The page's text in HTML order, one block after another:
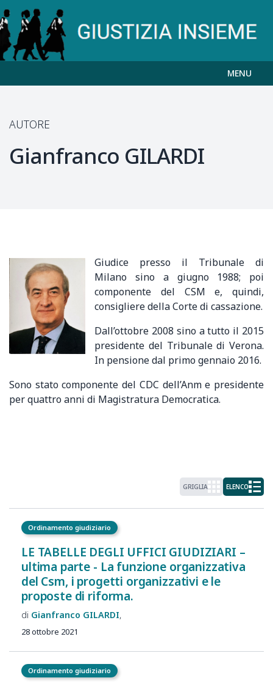
MENU
AUTORE
Gianfranco GILARDI
Giudice presso il Tribunale di
Milano sino a giugno 1988; poi
componente del CSM e, quindi,
consigliere della Corte di cassazione.
Dall’ottobre 2008 sino a tutto il 2015
presidente del Tribunale di Verona.
In pensione dal primo gennaio 2016.
Sono stato componente del CDC dell’Anm e presidente
per quattro anni di Magistratura Democratica.
GRIGLIA ELENCO
Ordinamento giudiziario
LE TABELLE DEGLI UFFICI GIUDIZIARI –
ultima parte - La funzione organizzativa
del Csm, i progetti organizzativi e le
proposte di riforma.
Gianfranco GILARDI
28 ottobre 2021
Ordinamento giudiziario